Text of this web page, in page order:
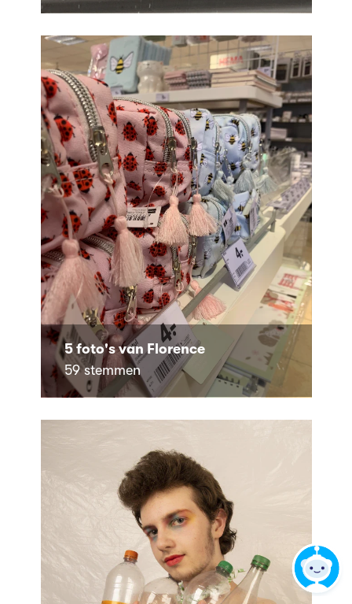
5 foto's van Florence
59 stemmen